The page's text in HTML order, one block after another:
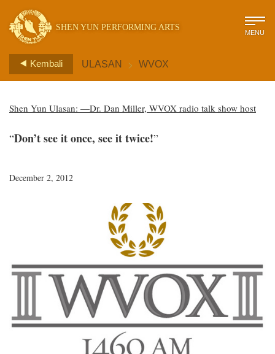
SHEN YUN PERFORMING ARTS MENU
Kembali ULASAN > WVOX
Shen Yun Ulasan: —Dr. Dan Miller, WVOX radio talk show host
“Don’t see it once, see it twice!”
December 2, 2012